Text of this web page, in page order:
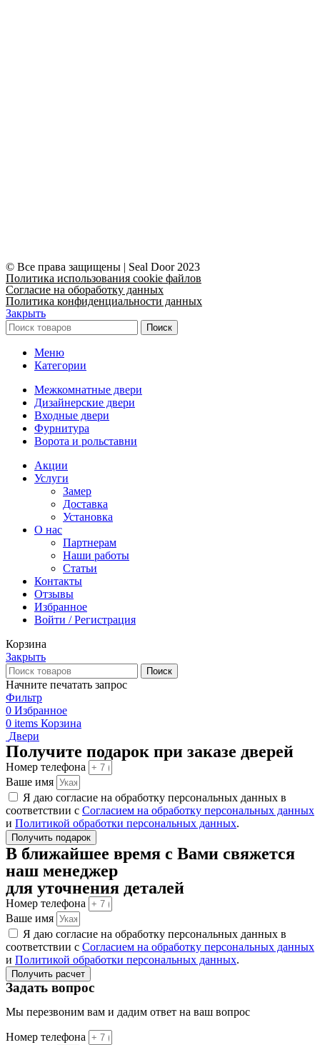
© Все права защищены | Seal Door 2023
Политика использования cookie файлов
Согласие на обоработку данных
Политика конфиденциальности данных
Закрыть
Поиск
Меню
Категории
Межкомнатные двери
Дизайнерские двери
Входные двери
Фурнитура
Ворота и рольставни
Акции
Услуги
Замер
Доставка
Установка
О нас
Партнерам
Наши работы
Статьи
Контакты
Отзывы
Избранное
Войти / Регистрация
Корзина
Закрыть
Поиск
Начните печатать запрос
Фильтр
0 Избранное
0 items Корзина
Двери
Получите подарок при заказе дверей
Номер телефона
Ваше имя
Я даю согласие на обработку персональных данных в
соответствии с Согласием на обработку персональных данных
и Политикой обработки персональных данных.
Получить подарок
В ближайшее время с Вами свяжется
наш менеджер
для уточнения деталей
Номер телефона
Ваше имя
Я даю согласие на обработку персональных данных в
соответствии с Согласием на обработку персональных данных
и Политикой обработки персональных данных.
Получить расчет
Задать вопрос
Мы перезвоним вам и дадим ответ на ваш вопрос
Номер телефона